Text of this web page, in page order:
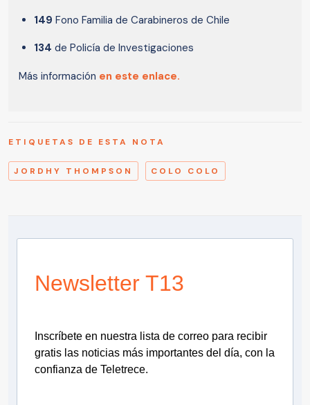
149 Fono Familia de Carabineros de Chile
134 de Policía de Investigaciones
Más información en este enlace.
ETIQUETAS DE ESTA NOTA
JORDHY THOMPSON COLO COLO
Newsletter T13
Inscríbete en nuestra lista de correo para recibir
gratis las noticias más importantes del día, con la
confianza de Teletrece.